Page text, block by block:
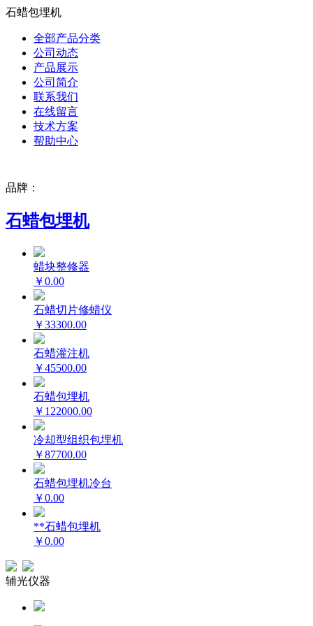
石蜡包埋机
全部产品分类
公司动态
产品展示
公司简介
联系我们
在线留言
技术方案
帮助中心
品牌：
石蜡包埋机
蜡块整修器
￥0.00
石蜡切片修蜡仪
￥33300.00
石蜡灌注机
￥45500.00
石蜡包埋机
￥122000.00
冷却型组织包埋机
￥87700.00
石蜡包埋机冷台
￥0.00
**石蜡包埋机
￥0.00
辅光仪器